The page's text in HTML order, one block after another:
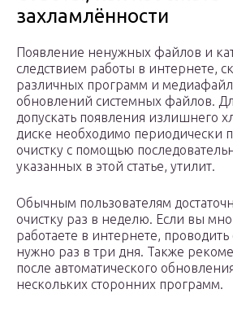
захламлённости
Появление ненужных файлов и
следствием работы в интернете,
различных программ и
обновлений системных файлов.
допускать появления излишнего
диске необходимо периодически
очистку с помощью
указанных в этой статье, утилит.
Обычным пользователям
очистку раз в неделю. Если вы
работаете в интернете, проводить
нужно раз в три дня. Также
после автоматического
нескольких сторонних программ.